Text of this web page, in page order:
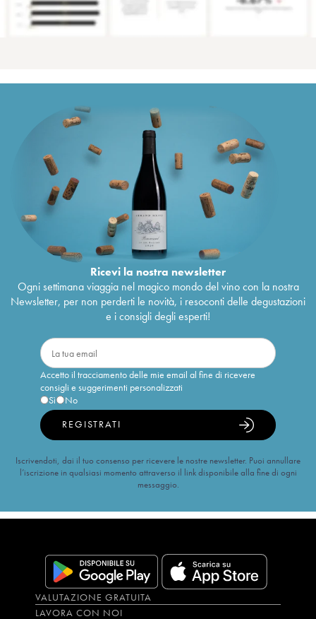
Ricevi la nostra newsletter
Ogni settimana viaggia nel magico mondo del vino con la nostra
Newsletter, per non perderti le novità, i resoconti delle degustazioni
e i consigli degli esperti!
Accetto il tracciamento delle mie email al fine di ricevere
consigli e suggerimenti personalizzati
Sì
No
REGISTRATI
Iscrivendoti, dai il tuo consenso per ricevere le nostre newsletter. Puoi annullare
l’iscrizione in qualsiasi momento attraverso il link disponibile alla fine di ogni
messaggio.
VALUTAZIONE GRATUITA
LAVORA CON NOI